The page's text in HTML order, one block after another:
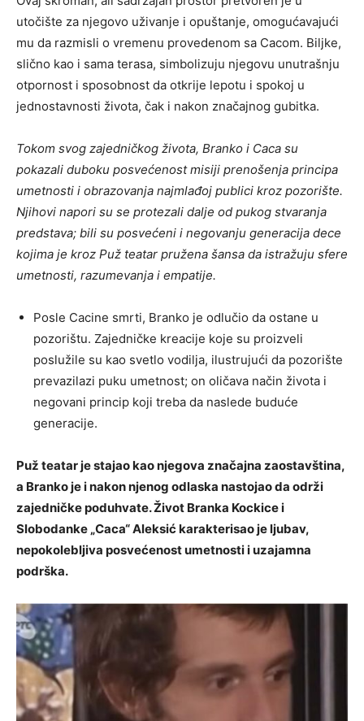
utočište za njegovo uživanje i opuštanje, omogućavajući
mu da razmisli o vremenu provedenom sa Cacom. Biljke,
slično kao i sama terasa, simbolizuju njegovu unutrašnju
otpornost i sposobnost da otkrije lepotu i spokoj u
jednostavnosti života, čak i nakon značajnog gubitka.
Tokom svog zajedničkog života, Branko i Caca su
pokazali duboku posvećenost misiji prenošenja principa
umetnosti i obrazovanja najmlađoj publici kroz pozorište.
Njihovi napori su se protezali dalje od pukog stvaranja
predstava; bili su posvećeni i negovanju generacija dece
kojima je kroz Puž teatar pružena šansa da istražuju sfere
umetnosti, razumevanja i empatije.
Posle Cacine smrti, Branko je odlučio da ostane u
pozorištu. Zajedničke kreacije koje su proizveli
poslužile su kao svetlo vodilja, ilustrujući da pozorište
prevazilazi puku umetnost; on oličava način života i
negovani princip koji treba da naslede buduće
generacije.
Puž teatar je stajao kao njegova značajna zaostavština,
a Branko je i nakon njenog odlaska nastojao da održi
zajedničke poduhvate. Život Branka Kockice i
Slobodanke „Caca“ Aleksić karakterisao je ljubav,
nepokolebljiva posvećenost umetnosti i uzajamna
podrška.